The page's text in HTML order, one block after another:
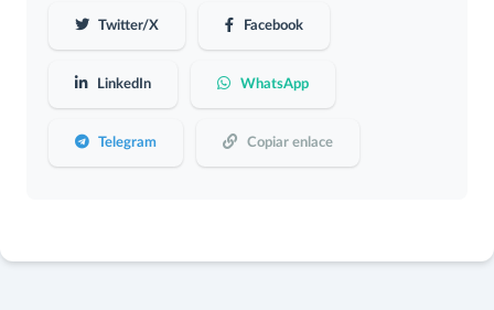
Twitter/X Facebook
LinkedIn WhatsApp
Telegram Copiar enlace